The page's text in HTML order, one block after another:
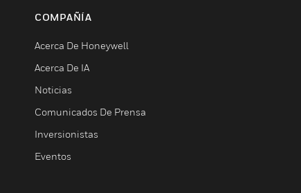
COMPAÑÍA
Acerca De Honeywell
Acerca De IA
Noticias
Comunicados De Prensa
Inversionistas
Eventos